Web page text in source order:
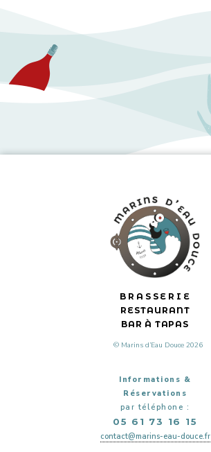
BRASSERIE
RESTAURANT
BAR À TAPAS
© Marins d’Eau Douce 2026
Informations &
Réservations
par téléphone :
05 61 73 16 15
contact@marins-eau-douce.fr